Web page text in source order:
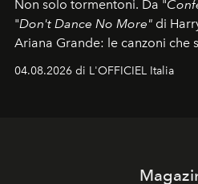
Non solo tormentoni. Da "
"Don't Dance No More" di
Ariana Grande: le canzoni che
colonna sonora della stagione.
04.08.2026 di L'OFFICIEL Italia